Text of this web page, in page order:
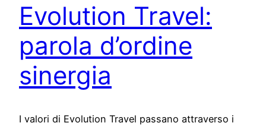
Evolution Travel:
parola d’ordine
sinergia
I valori di Evolution Travel passano attraverso i